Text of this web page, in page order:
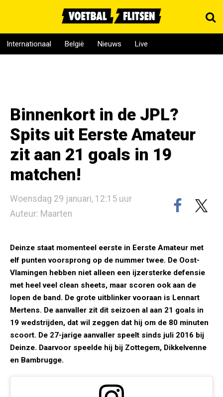
Internationaal België Nieuws Live
Binnenkort in de JPL?
Spits uit Eerste Amateur
zit aan 21 goals in 19
matchen!
Woensdag 29 januari, 12:15 uur
Auteur: Maarten
Deinze staat momenteel eerste in Eerste Amateur met
elf punten voorsprong op de nummer twee. De Oost-
Vlamingen hebben niet alleen een ijzersterke defensie
met heel veel clean sheets, maar scoren ook aan de
lopen de band. De grote uitblinker vooraan is Lennart
Mertens. De aanvaller zit dit seizoen al aan 21 goals in
19 wedstrijden, dat wil zeggen dat hij om de 80 minuten
scoort. De 27-jarige aanvaller speelt sinds juli 2016 bij
Deinze. Daarvoor speelde hij bij Zottegem, Dikkelvenne
en Bambrugge.